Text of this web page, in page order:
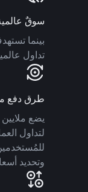
سوقٌ
تداول عالمية
طرق دفع
وتحديد